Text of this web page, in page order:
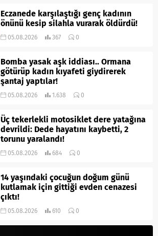
Eczanede karşılaştığı genç kadının
önünü kesip silahla vurarak öldürdü!
05.08.2026 367 0
Bomba yasak aşk iddiası.. Ormana
götürüp kadın kıyafeti giydirerek
şantaj yaptılar!
05.08.2026 1.638 0
Üç tekerlekli motosiklet dere yatağına
devrildi: Dede hayatını kaybetti, 2
torunu yaralandı!
05.08.2026 684 0
14 yaşındaki çocuğun doğum günü
kutlamak için gittiği evden cenazesi
çıktı!
05.08.2026 610 0